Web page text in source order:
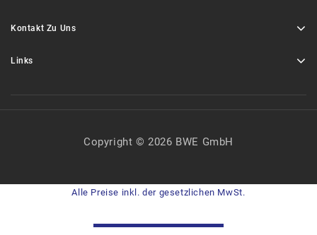
Kontakt Zu Uns
Links
Copyright © 2026 BWE GmbH
Alle Preise inkl. der gesetzlichen MwSt.